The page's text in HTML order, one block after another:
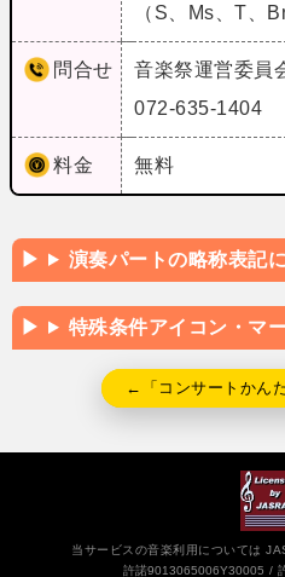
（S、Ms、T、
問合せ
音楽祭運営委員
072-635-1404
料金 無料
演奏パートの略称表記
特殊条件アイコン・マ
←「コンサートかん
当サービスの音楽利用については
許諾9013065006Y30005